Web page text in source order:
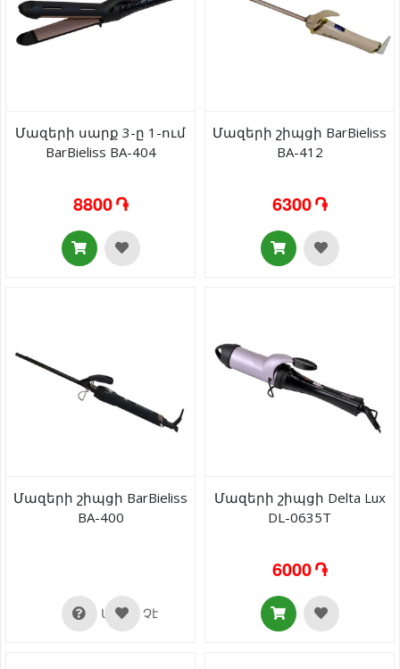
Մազերի սարք 3-ը 1-ում
BarBieliss BA-404
8800 ֏
Մազերի շիպցի BarBieliss
BA-412
6300 ֏
Մազերի շիպցի BarBieliss
BA-400
Առկա Չէ
Մազերի շիպցի Delta Lux
DL-0635T
6000 ֏